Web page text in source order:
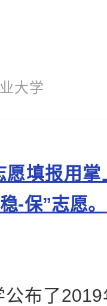
大学
愿填报用
-保”志愿。
了2019